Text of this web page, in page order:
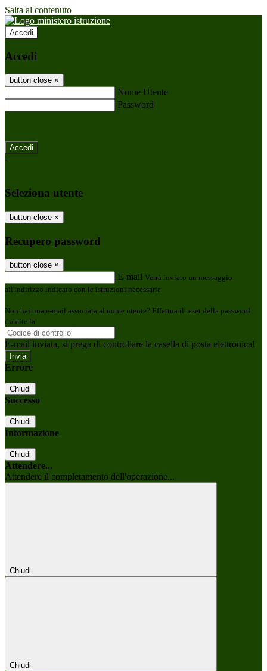
Salta al contenuto
Accedi
Accedi
button close ×
Nome Utente
Password
-
Seleziona utente
button close ×
Recupero password
button close ×
E-mail Verrà inviato un messaggio
all'indirizzo indicato con le istruzioni necessarie.
Non hai una e-mail associata al nome utente? Effettua il reset della password
tramite la
E-mail inviata, si prega di controllare la casella di posta elettronica!
Errore
Chiudi
Successo
Chiudi
Informazione
Chiudi
Attendere...
Attendere il completamento dell'operazione...
Chiudi
Chiudi